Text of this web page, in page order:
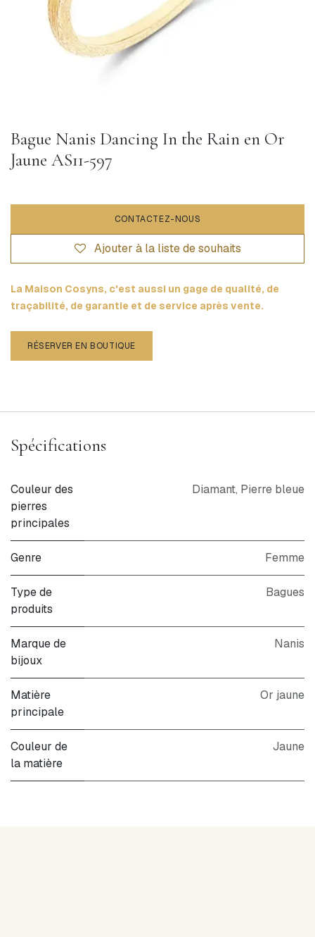
Bague Nanis Dancing In the Rain en Or
Jaune AS11-597
CONTACTEZ-NOUS
Ajouter à la liste de souhaits
La Maison Cosyns, c'est aussi un gage de qualité, de
traçabilité, de garantie et de service après vente.
RÉSERVER EN BOUTIQUE
Spécifications
Couleur des
pierres
principales
Diamant, Pierre bleue
Genre Femme
Type de
produits
Bagues
Marque de
bijoux
Nanis
Matière
principale
Or jaune
Couleur de
la matière
Jaune